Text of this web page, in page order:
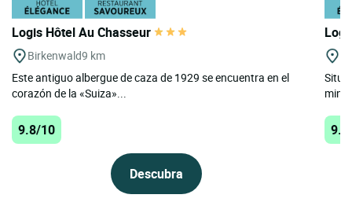
Logis Hôtel Au Chasseur
Birkenwald9 km
Este antiguo albergue de caza de 1929 se encuentra en el
corazón de la «Suiza»...
9.8/10
Descubra